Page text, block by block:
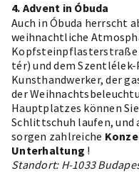
4. Advent in Óbuda
Auch in Óbuda herrscht
weihnachtliche
Kopfsteinpflasterstraße
tér) und dem
Kunsthandwerker, der
der
Hauptplatzes können
Schlittschuh laufen, und
sorgen zahlreiche
Unterhaltung !
Standort: H-1033